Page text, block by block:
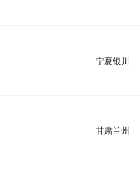
宁夏银川
甘肃兰州